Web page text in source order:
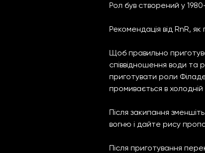
Рол був створений у
Рекомендація від RnR,
Щоб правильно
співвідношення води та
приготувати роли
промивається в
Після закипання
вогню і дайте рису
Після приготування